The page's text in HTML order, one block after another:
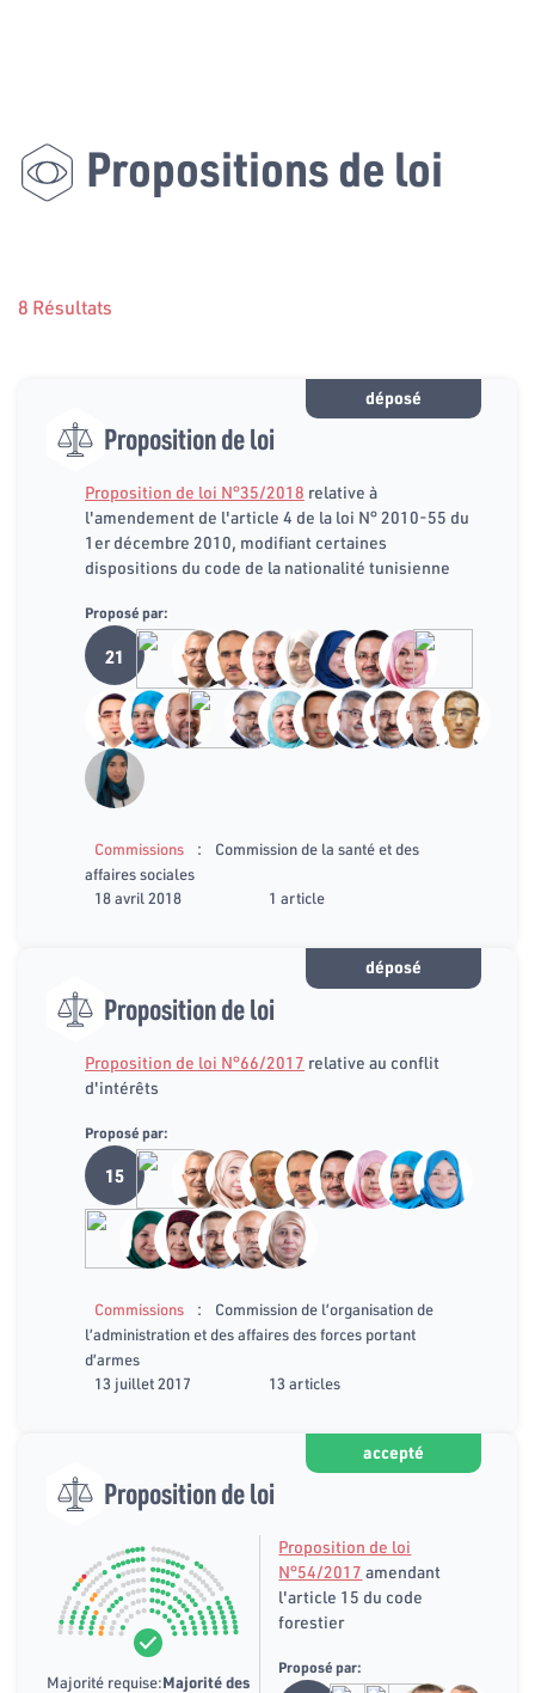
Propositions de loi
8 Résultats
déposé
Proposition de loi
Proposition de loi N°35/2018 relative à
l'amendement de l'article 4 de la loi N° 2010-55 du
1er décembre 2010, modifiant certaines
dispositions du code de la nationalité tunisienne
Proposé par:
21
Commissions :
Commission de la santé et des
affaires sociales
18 avril 2018
1 article
déposé
Proposition de loi
Proposition de loi N°66/2017 relative au conflit
d'intérêts
Proposé par:
15
Commissions :
Commission de l’organisation de
l’administration et des affaires des forces portant
d’armes
13 juillet 2017
13 articles
accepté
Proposition de loi
Majorité requise:Majorité des
Proposition de loi
N°54/2017 amendant
l'article 15 du code
forestier
Proposé par: